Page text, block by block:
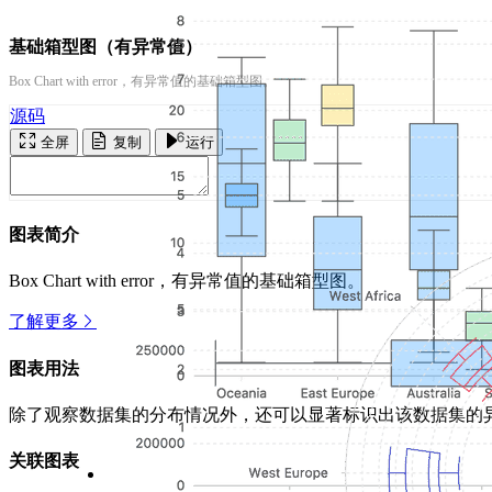
基础箱型图（有异常值）
Box Chart with error，有异常值的基础箱型图。
源码
全屏 复制 运行
图表简介
Box Chart with error，有异常值的基础箱型图。
了解更多
图表用法
除了观察数据集的分布情况外，还可以显著标识出该数据集的
关联图表